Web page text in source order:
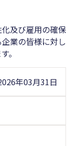
及び雇用の確保
業の皆様に対し
。
年03月31日